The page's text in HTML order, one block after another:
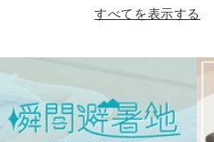
すべてを表示する